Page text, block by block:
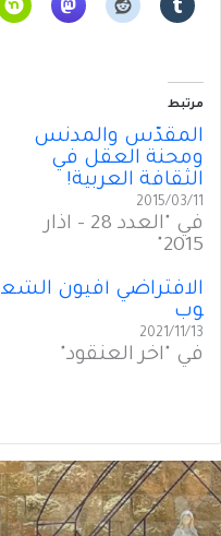
مرتبط
المقدَّس والمدنَّس
ومحنة العقل في
الثقافة العربية!
2015/03/11
في "العدد 28 - آذار
2015"
الافتراضي أفيون الشع
وب
2021/11/13
في "آخر العنقود"